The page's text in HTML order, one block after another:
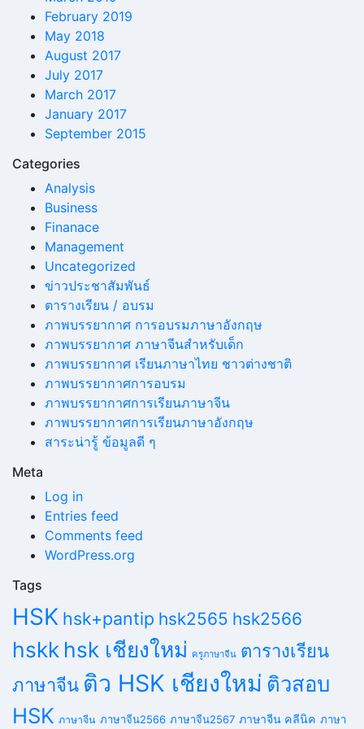
February 2019
May 2018
August 2017
July 2017
March 2017
January 2017
September 2015
Categories
Analysis
Business
Finanace
Management
Uncategorized
ข่าวประชาสัมพันธ์
ตารางเรียน / อบรม
ภาพบรรยากาศ การอบรมภาษาอังกฤษ
ภาพบรรยากาศ ภาษาจีนสำหรับเด็ก
ภาพบรรยากาศ เรียนภาษาไทย ชาวต่างชาติ
ภาพบรรยากาศการอบรม
ภาพบรรยากาศการเรียนภาษาจีน
ภาพบรรยากาศการเรียนภาษาอังกฤษ
สาระน่ารู้ ข้อมูลดี ๆ
Meta
Log in
Entries feed
Comments feed
WordPress.org
Tags
HSK hsk+pantip hsk2565 hsk2566
hskk hsk เชียงใหม่ ครูภาษาจีน ตารางเรียน
ภาษาจีน ติว HSK เชียงใหม่ ติวสอบ
HSK ภาษาจีน ภาษาจีน2566 ภาษาจีน2567 ภาษาจีน คลีนิค ภาษา